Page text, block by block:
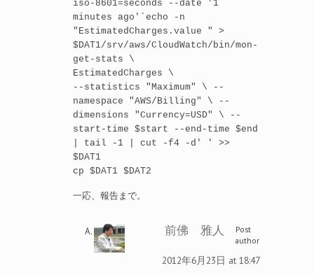
iso-8601=seconds --date '1
minutes ago'`echo -n
"EstimatedCharges.value " >
$DAT1/srv/aws/CloudWatch/bin/mon-
get-stats \
EstimatedCharges \
--statistics "Maximum" \ --
namespace "AWS/Billing" \ --
dimensions "Currency=USD" \ --
start-time $start --end-time $end
| tail -1 | cut -f4 -d' ' >>
$DAT1
cp $DAT1 $DAT2
一応、報告まで。
前佛 雅人
Post
author
2012年6月23日 at 18:47